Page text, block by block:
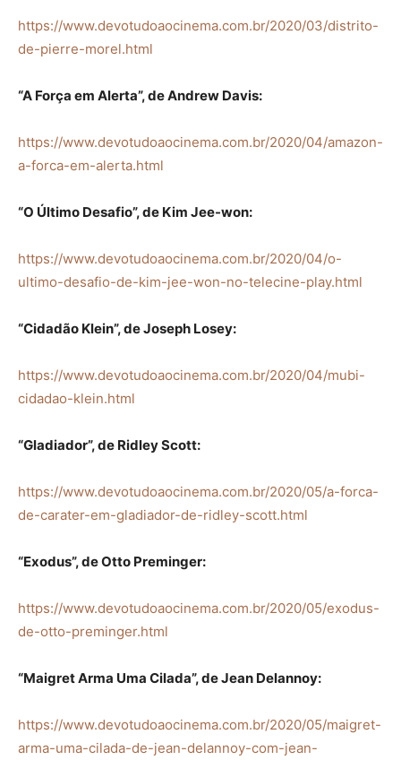
https://www.devotudoaocinema.com.br/2020/03/distrito-
de-pierre-morel.html
“A Força em Alerta”, de Andrew Davis:
https://www.devotudoaocinema.com.br/2020/04/amazon-
a-forca-em-alerta.html
“O Último Desafio”, de Kim Jee-won:
https://www.devotudoaocinema.com.br/2020/04/o-
ultimo-desafio-de-kim-jee-won-no-telecine-play.html
“Cidadão Klein”, de Joseph Losey:
https://www.devotudoaocinema.com.br/2020/04/mubi-
cidadao-klein.html
“Gladiador”, de Ridley Scott:
https://www.devotudoaocinema.com.br/2020/05/a-forca-
de-carater-em-gladiador-de-ridley-scott.html
“Exodus”, de Otto Preminger:
https://www.devotudoaocinema.com.br/2020/05/exodus-
de-otto-preminger.html
“Maigret Arma Uma Cilada”, de Jean Delannoy:
https://www.devotudoaocinema.com.br/2020/05/maigret-
arma-uma-cilada-de-jean-delannoy-com-jean-